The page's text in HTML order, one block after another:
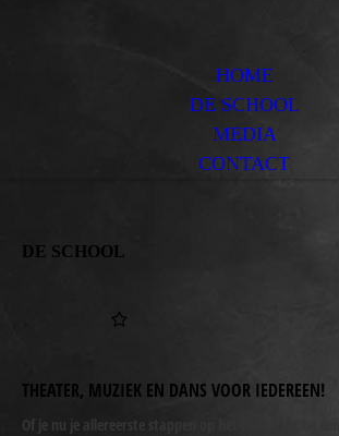
HOME
DE SCHOOL
MEDIA
CONTACT
DE SCHOOL
THEATER, MUZIEK EN DANS VOOR IEDEREEN!
Of je nu je allereerste stappen op het toneel zet bij een